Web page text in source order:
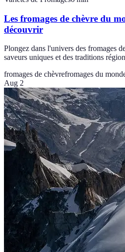
Les fromages de chèvre du
découvrir
Plongez dans l'univers des fromages
saveurs uniques et des traditions
fromages de chèvrefromages du
Aug 2